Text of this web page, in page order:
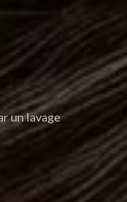
un lavage